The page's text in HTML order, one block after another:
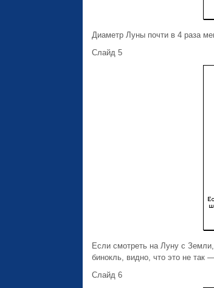
Диаметр Луны почти в 4 раза
Слайд 5
Если смотреть на Луну с
бинокль, видно, что это не так
Слайд 6